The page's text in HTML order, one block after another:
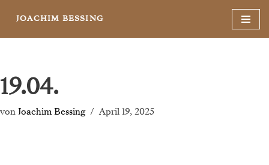
JOACHIM BESSING
19.04.
von Joachim Bessing April 19, 2025